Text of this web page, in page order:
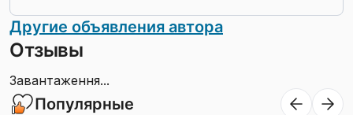
Другие объявления автора
Отзывы
Завантаження...
Популярные